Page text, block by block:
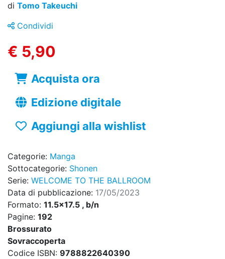
di Tomo Takeuchi
Condividi
€ 5,90
Acquista ora
Edizione digitale
Aggiungi alla wishlist
Categorie: Manga
Sottocategorie: Shonen
Serie: WELCOME TO THE BALLROOM
Data di pubblicazione: 17/05/2023
Formato: 11.5x17.5 , b/n
Pagine: 192
Brossurato
Sovraccoperta
Codice ISBN: 9788822640390